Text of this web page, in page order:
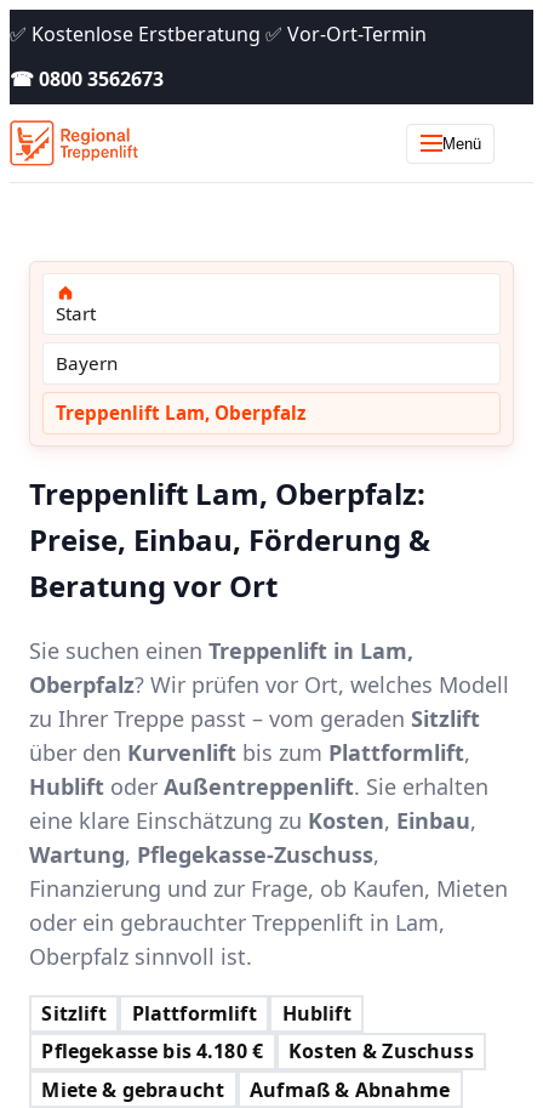
✅ Kostenlose Erstberatung ✅ Vor-Ort-Termin
☎ 0800 3562673
Menü
Start
Bayern
Treppenlift Lam, Oberpfalz
Treppenlift Lam, Oberpfalz:
Preise, Einbau, Förderung &
Beratung vor Ort
Sie suchen einen Treppenlift in Lam,
Oberpfalz? Wir prüfen vor Ort, welches Modell
zu Ihrer Treppe passt – vom geraden Sitzlift
über den Kurvenlift bis zum Plattformlift,
Hublift oder Außentreppenlift. Sie erhalten
eine klare Einschätzung zu Kosten, Einbau,
Wartung, Pflegekasse-Zuschuss,
Finanzierung und zur Frage, ob Kaufen, Mieten
oder ein gebrauchter Treppenlift in Lam,
Oberpfalz sinnvoll ist.
Sitzlift Plattformlift
Hublift
Pflegekasse bis 4.180 €
Kosten & Zuschuss
Miete & gebraucht
Aufmaß & Abnahme